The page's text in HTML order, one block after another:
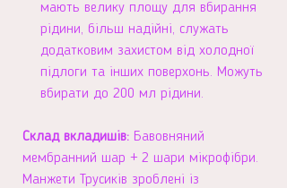
мають велику площу для вбирання
рідини, більш надійні, служать
додатковим захистом від холодної
підлоги та інших поверхонь. Можуть
вбирати до 200 мл рідини.
Склад вкладишів: Бавовняний
мембранний шар + 2 шари мікрофібри.
Манжети Трусиків зроблені із